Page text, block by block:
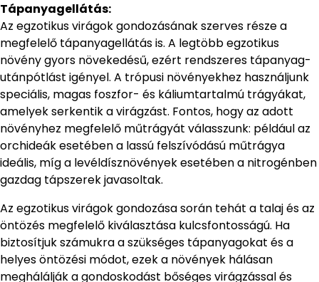
Tápanyagellátás:
Az egzotikus virágok gondozásának szerves része a
megfelelő tápanyagellátás is. A legtöbb egzotikus
növény gyors növekedésű, ezért rendszeres tápanyag-
utánpótlást igényel. A trópusi növényekhez használjunk
speciális, magas foszfor- és káliumtartalmú trágyákat,
amelyek serkentik a virágzást. Fontos, hogy az adott
növényhez megfelelő műtrágyát válasszunk: például az
orchideák esetében a lassú felszívódású műtrágya
ideális, míg a levéldísznövények esetében a nitrogénben
gazdag tápszerek javasoltak.
Az egzotikus virágok gondozása során tehát a talaj és az
öntözés megfelelő kiválasztása kulcsfontosságú. Ha
biztosítjuk számukra a szükséges tápanyagokat és a
helyes öntözési módot, ezek a növények hálásan
meghálálják a gondoskodást bőséges virágzással és